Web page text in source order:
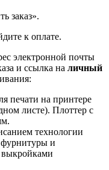
заказ».
к оплате.
электронной почты
и ссылка на личный
печати на принтере
листе). Плоттер с
технологии
и
выкройками